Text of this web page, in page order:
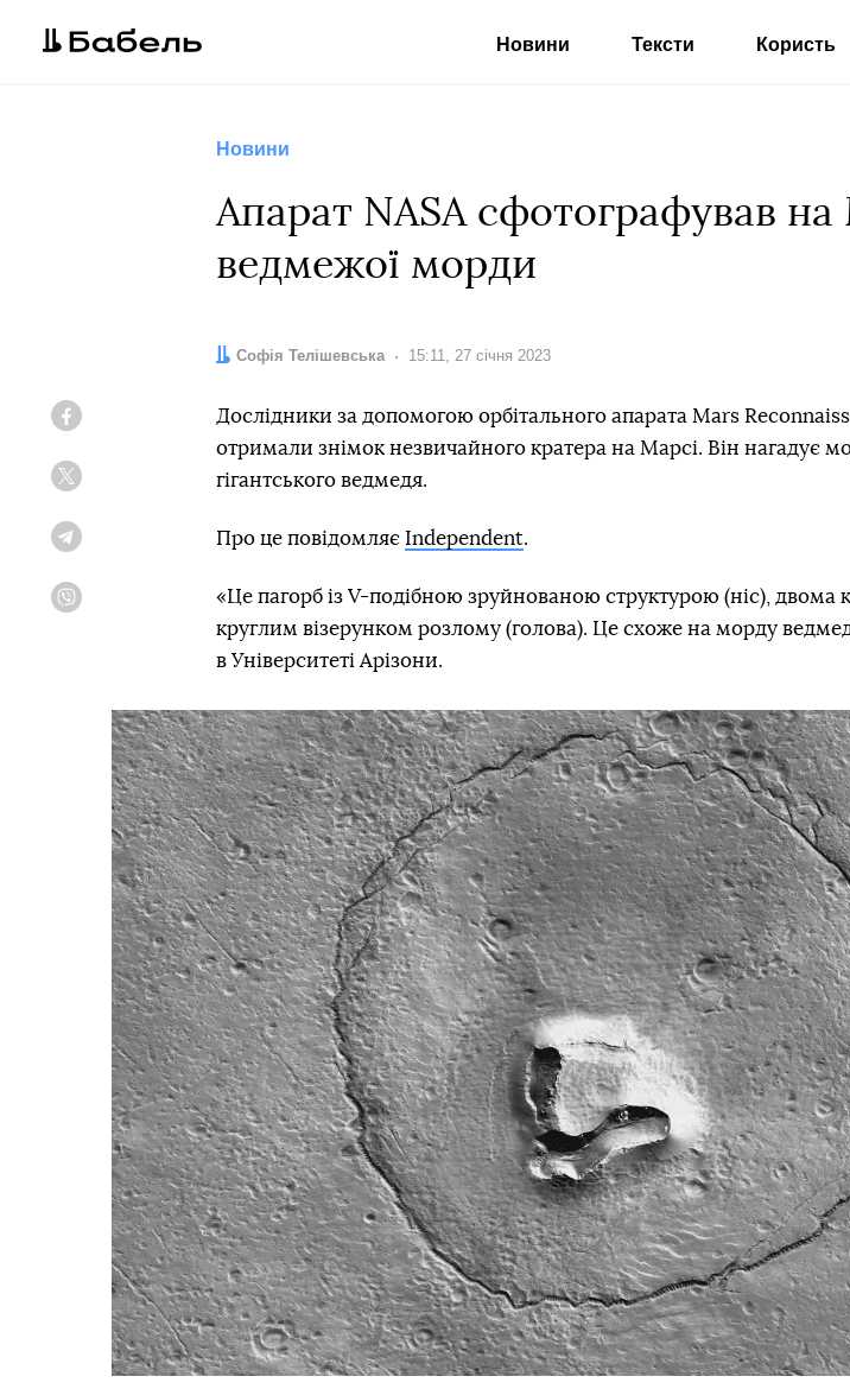
Новини Тексти Користь
Новини
Апарат NASA сфотографував
ведмежої морди
Автор:
Софія Телішевська Дата:
15:11, 27 січня 2023
Дослідники за допомогою орбітального апарата Mars
отримали знімок незвичайного кратера на Марсі. Він нагадує
гігантського ведмедя.
Про це повідомляє Independent.
«Це пагорб із V-подібною зруйнованою структурою (ніс), двома
круглим візерунком розлому (голова). Це схоже на морду
в Університеті Арізони.